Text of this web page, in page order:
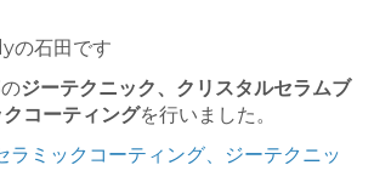
の石田です
のジーテクニック、クリスタルセラムブ
コーティングを行いました。